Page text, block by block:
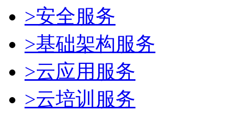
>安全服务
>基础架构服务
>云应用服务
>云培训服务